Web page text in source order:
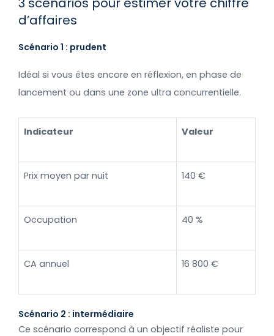
d’affaires
Scénario 1 : prudent
Idéal si vous êtes encore en réflexion, en phase de
lancement ou dans une zone ultra concurrentielle.
Indicateur Valeur
Prix moyen par nuit 140 €
Occupation 40 %
CA annuel 16 800 €
Scénario 2 : intermédiaire
Ce scénario correspond à un objectif réaliste pour